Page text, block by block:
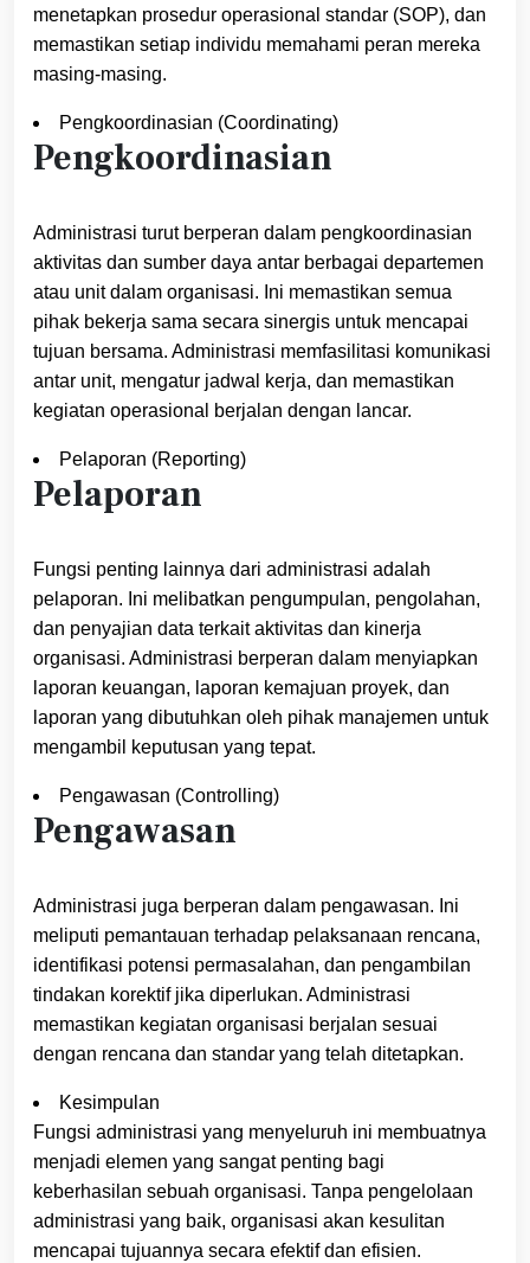
menetapkan prosedur operasional standar (SOP), dan
memastikan setiap individu memahami peran mereka
masing-masing.
Pengkoordinasian (Coordinating)
Pengkoordinasian
Administrasi turut berperan dalam pengkoordinasian
aktivitas dan sumber daya antar berbagai departemen
atau unit dalam organisasi. Ini memastikan semua
pihak bekerja sama secara sinergis untuk mencapai
tujuan bersama. Administrasi memfasilitasi komunikasi
antar unit, mengatur jadwal kerja, dan memastikan
kegiatan operasional berjalan dengan lancar.
Pelaporan (Reporting)
Pelaporan
Fungsi penting lainnya dari administrasi adalah
pelaporan. Ini melibatkan pengumpulan, pengolahan,
dan penyajian data terkait aktivitas dan kinerja
organisasi. Administrasi berperan dalam menyiapkan
laporan keuangan, laporan kemajuan proyek, dan
laporan yang dibutuhkan oleh pihak manajemen untuk
mengambil keputusan yang tepat.
Pengawasan (Controlling)
Pengawasan
Administrasi juga berperan dalam pengawasan. Ini
meliputi pemantauan terhadap pelaksanaan rencana,
identifikasi potensi permasalahan, dan pengambilan
tindakan korektif jika diperlukan. Administrasi
memastikan kegiatan organisasi berjalan sesuai
dengan rencana dan standar yang telah ditetapkan.
Kesimpulan
Fungsi administrasi yang menyeluruh ini membuatnya
menjadi elemen yang sangat penting bagi
keberhasilan sebuah organisasi. Tanpa pengelolaan
administrasi yang baik, organisasi akan kesulitan
mencapai tujuannya secara efektif dan efisien.